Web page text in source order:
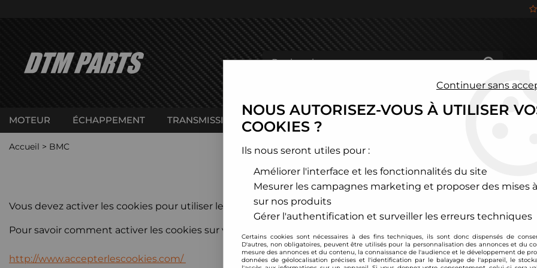
MOTEUR ÉCHAPPEMENT TRANSMISSION CHÂSSIS
Accueil > BMC
PRODUITS DE LA MARQUE
Vous devez activer les cookies pour utiliser le site.
Pour savoir comment activer les cookies sur votre navigateur, rendez vous sur la page suivante:
http://www.accepterlescookies.com/
Continuer sans
NOUS AUTORISEZ-VOUS À UTILISER
COOKIES ?
Ils nous seront utiles pour :
Améliorer l'interface et les fonctionnalités du site
Mesurer les campagnes marketing et proposer des mises
sur nos produits
Gérer l'authentification et surveiller les erreurs techniques
Certains cookies sont nécessaires à des fins techniques, ils sont donc dispensés de
D'autres, non obligatoires, peuvent être utilisés pour la personnalisation des annonces et du
mesure des annonces et du contenu, la connaissance de l'audience et le développement de
données de géolocalisation précises et l'identification par le balayage de l'appareil, le